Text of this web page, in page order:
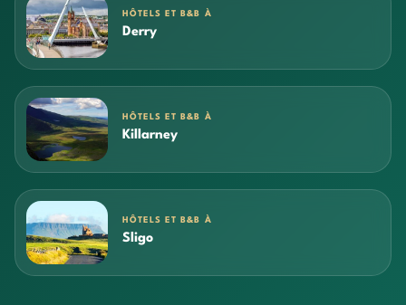
HÔTELS ET B&B À
Derry
HÔTELS ET B&B À
Killarney
HÔTELS ET B&B À
Sligo